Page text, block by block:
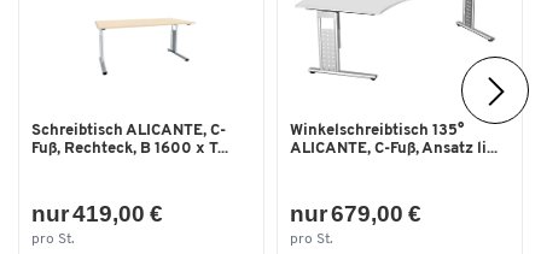
Schreibtisch ALICANTE, C-
Fuß, Rechteck, B 1600 x T...
nur 419,00 €
pro St.
Winkelschreibtisch 135°
ALICANTE, C-Fuß, Ansatz li...
nur 679,00 €
pro St.